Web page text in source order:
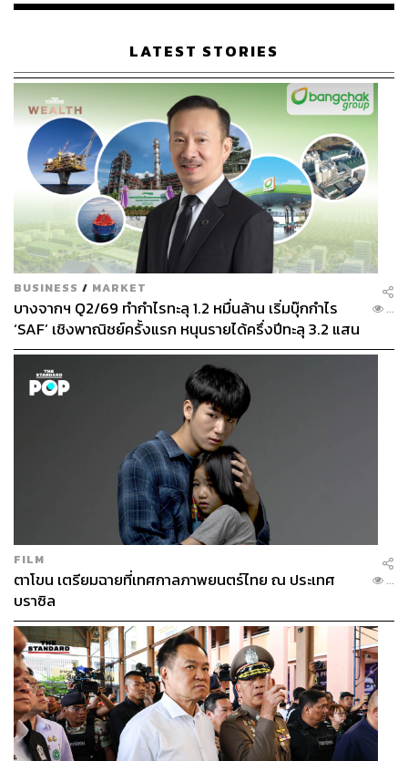
เรือนไทยที่ถูกซุกไว้
LATEST STORIES
BUSINESS / MARKET
บางจากฯ Q2/69 ทำกำไรทะลุ 1.2 หมื่นล้าน เริ่มบุ๊กกำไร
‘SAF’ เชิงพาณิชย์ครั้งแรก หนุนรายได้ครึ่งปีทะลุ 3.2 แสน
ล้าน
...
FILM
ตาโขน เตรียมฉายที่เทศกาลภาพยนตร์ไทย ณ ประเทศ
บราซิล
...